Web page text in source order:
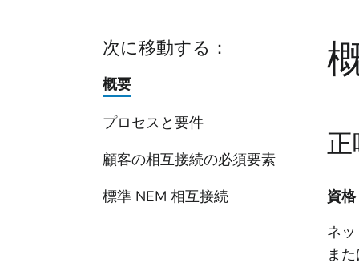
次に移動する：
概要
プロセスと要件
顧客の相互接続の必須要素
標準 NEM 相互接続
資格
ネ
ま